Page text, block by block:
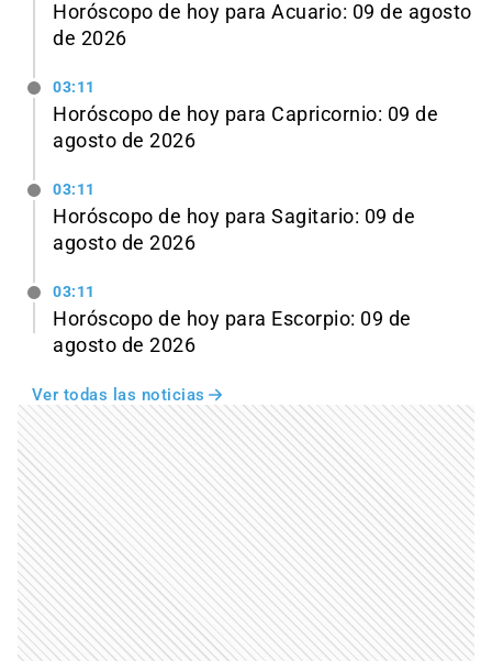
Horóscopo de hoy para Acuario: 09 de agosto
de 2026
03:11
Horóscopo de hoy para Capricornio: 09 de
agosto de 2026
03:11
Horóscopo de hoy para Sagitario: 09 de
agosto de 2026
03:11
Horóscopo de hoy para Escorpio: 09 de
agosto de 2026
Ver todas las noticias